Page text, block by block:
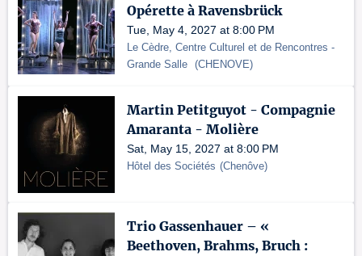
Opérette à Ravensbrück
Tue, May 4, 2027 at 8:00 PM
Le Cèdre, Centre Culturel et de Rencontres -
Grande Salle (CHENOVE)
Martin Petitguyot - Compagnie
Amaranta - Molière
Sat, May 15, 2027 at 8:00 PM
Hôtel des Sociétés (Chenôve)
Trio Gassenhauer – «
Beethoven, Brahms, Bruch :